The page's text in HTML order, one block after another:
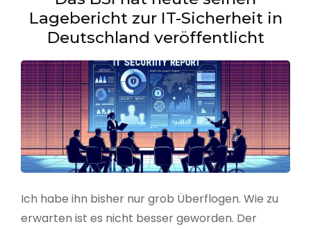
erstellen
Lagebericht zur IT-Sicherheit in
Deutschland veröffentlicht
Ich habe ihn bisher nur grob Überflogen. Wie zu
erwarten ist es nicht besser geworden. Der